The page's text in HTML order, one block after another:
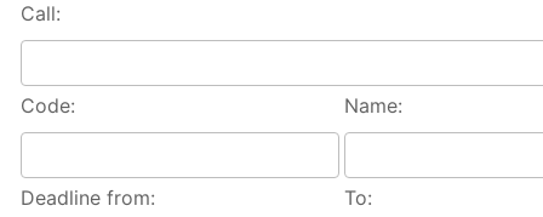
Call:
Code: Name:
Deadline from: To: